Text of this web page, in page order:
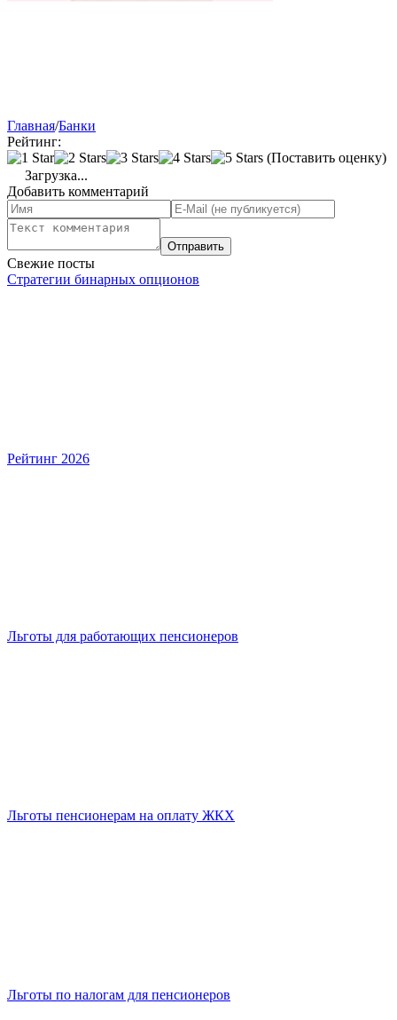
Главная/Банки
Рейтинг:
(Поставить оценку)
Загрузка...
Добавить комментарий
Свежие посты
Стратегии бинарных опционов
Рейтинг 2026
Льготы для работающих пенсионеров
Льготы пенсионерам на оплату ЖКХ
Льготы по налогам для пенсионеров